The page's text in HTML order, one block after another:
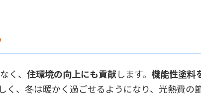
く、 住環境の向上にも貢献します。 機能性塗料
、冬は暖かく過ごせるようになり、光熱費の